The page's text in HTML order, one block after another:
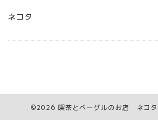
ネコタ
©2026 喫茶とベーグルのお店 ネコタ